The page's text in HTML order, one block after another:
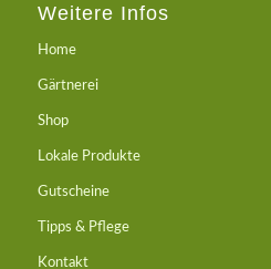
Weitere Infos
Home
Gärtnerei
Shop
Lokale Produkte
Gutscheine
Tipps & Pflege
Kontakt